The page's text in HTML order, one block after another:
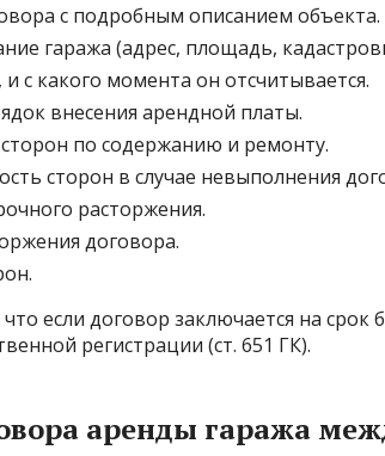
с подробным описанием объекта.
гаража (адрес, площадь,
с какого момента он отсчитывается.
внесения арендной платы.
по содержанию и ремонту.
сторон в случае невыполнения
расторжения.
договора.
если договор заключается на срок
регистрации (ст. 651 ГК).
аренды гаража